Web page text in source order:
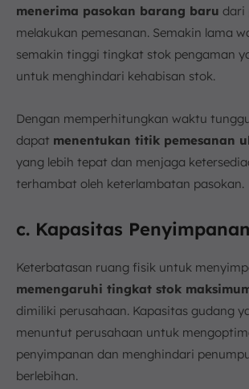
menerima pasokan barang baru dari
melakukan pemesanan. Semakin lama
semakin tinggi tingkat stok pengaman
untuk menghindari kehabisan stok.
Dengan memperhitungkan waktu
dapat menentukan titik pemesanan
yang lebih tepat dan menjaga
terhambat oleh keterlambatan pasokan.
c. Kapasitas Penyimpanan
Keterbatasan ruang fisik untuk
memengaruhi tingkat stok
dimiliki perusahaan. Kapasitas gudang
menuntut perusahaan untuk
penyimpanan dan menghindari
berlebihan.